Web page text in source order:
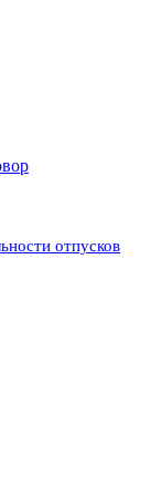
отпусков